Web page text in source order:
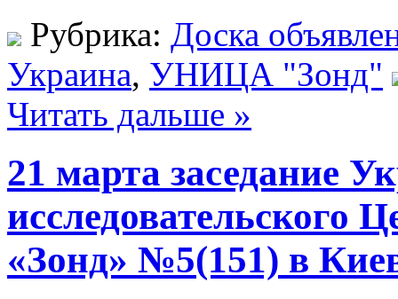
Рубрика: Доска
Украина, УНИЦА "Зонд"
Читать дальше »
21 марта заседание
исследовательского
«Зонд» №5(151) в